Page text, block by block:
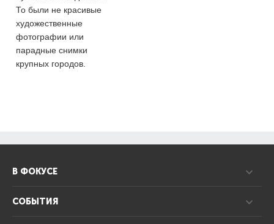
То были не красивые
художественные
фотографии или
парадные снимки
крупных городов.
В ФОКУСЕ
СОБЫТИЯ